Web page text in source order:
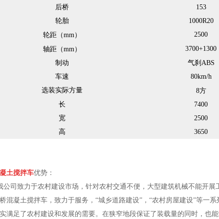
后桥
153
轮胎
1000R20
轮距（mm）
2500
轴距（mm）
3700+1300
制动
气刹 ABS
车速
80km/h
选装实际方量
8方
长
7400
宽
2500
高
3650
土搅拌车优势：
公司致力于农村建设市场，针对农村交通不便，大型建筑机械不能开
混凝土搅拌车，致力于服务，“城乡道路建设”，“农村房屋建设”等一
满足了农村建设和发展的需要。在狭窄地段保证了装载量的同时，也